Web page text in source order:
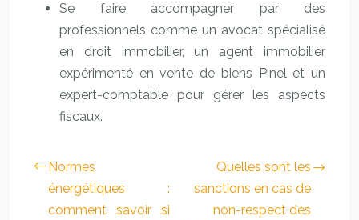
Se faire accompagner par des
professionnels comme un avocat spécialisé
en droit immobilier, un agent immobilier
expérimenté en vente de biens Pinel et un
expert-comptable pour gérer les aspects
fiscaux.
Normes
énergétiques :
comment savoir si
Quelles sont les
sanctions en cas de
non-respect des